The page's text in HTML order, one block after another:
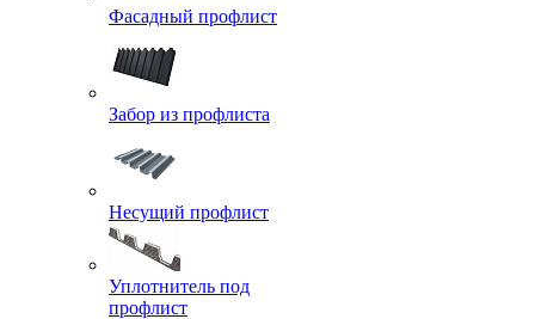
Фасадный профлист
Забор из профлиста
Несущий профлист
Уплотнитель под
профлист